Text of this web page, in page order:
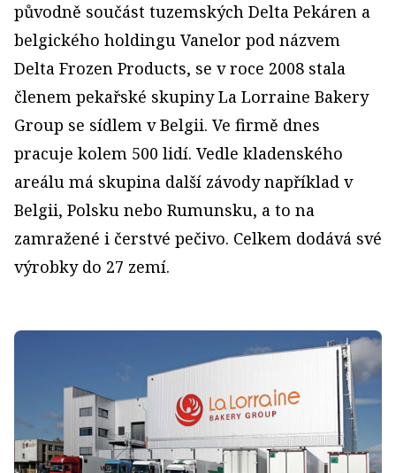
původně součást tuzemských Delta Pekáren a
belgického holdingu Vanelor pod názvem
Delta Frozen Products, se v roce 2008 stala
členem pekařské skupiny La Lorraine Bakery
Group se sídlem v Belgii. Ve firmě dnes
pracuje kolem 500 lidí. Vedle kladenského
areálu má skupina další závody například v
Belgii, Polsku nebo Rumunsku, a to na
zamražené i čerstvé pečivo. Celkem dodává své
výrobky do 27 zemí.